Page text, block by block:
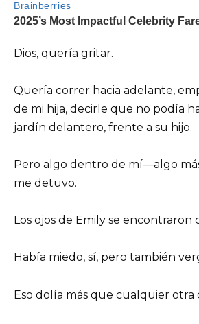
Dios, quería gritar.
Quería correr hacia adelante,
de mi hija, decirle que no podía
jardín delantero, frente a su hijo.
Pero algo dentro de mí—algo
me detuvo.
Los ojos de Emily se encontraron
Había miedo, sí, pero también
Eso dolía más que cualquier otra